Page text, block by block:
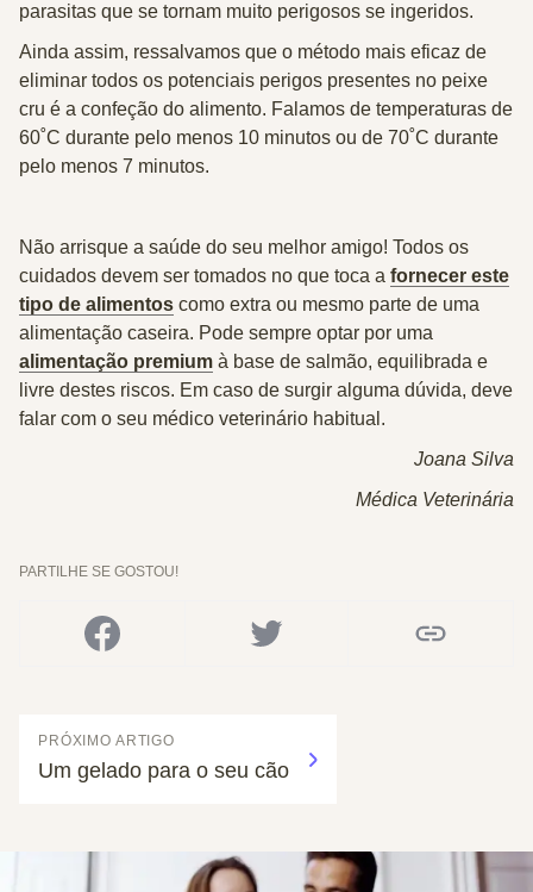
parasitas que se tornam muito perigosos se ingeridos.
Ainda assim, ressalvamos que o método mais eficaz de
eliminar todos os potenciais perigos presentes no peixe
cru é a confeção do alimento. Falamos de temperaturas de
60˚C durante pelo menos 10 minutos ou de 70˚C durante
pelo menos 7 minutos.
Não arrisque a saúde do seu melhor amigo! Todos os
cuidados devem ser tomados no que toca a fornecer este
tipo de alimentos como extra ou mesmo parte de uma
alimentação caseira. Pode sempre optar por uma
alimentação premium à base de salmão, equilibrada e
livre destes riscos. Em caso de surgir alguma dúvida, deve
falar com o seu médico veterinário habitual.
Joana Silva
Médica Veterinária
PARTILHE SE GOSTOU!
PRÓXIMO ARTIGO
Um gelado para o seu cão